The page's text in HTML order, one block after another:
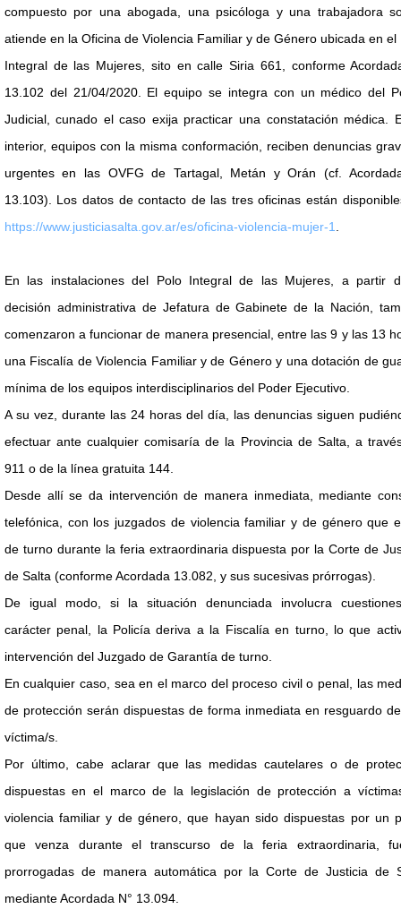
compuesto por una abogada, una psicóloga y una trabajadora
atiende en la Oficina de Violencia Familiar y de Género ubicada en el
Integral de las Mujeres, sito en calle Siria 661, conforme
13.102 del 21/04/2020. El equipo se integra con un médico del
Judicial, cunado el caso exija practicar una constatación médica.
interior, equipos con la misma conformación, reciben denuncias
urgentes en las OVFG de Tartagal, Metán y Orán (cf.
13.103). Los datos de contacto de las tres oficinas están
https://www.justiciasalta.gov.ar/es/oficina-violencia-mujer-1
En las instalaciones del Polo Integral de las Mujeres, a partir
decisión administrativa de Jefatura de Gabinete de la Nación,
comenzaron a funcionar de manera presencial, entre las 9 y las 13
una Fiscalía de Violencia Familiar y de Género y una dotación de
mínima de los equipos interdisciplinarios del Poder Ejecutivo.
A su vez, durante las 24 horas del día, las denuncias siguen
efectuar ante cualquier comisaría de la Provincia de Salta, a
911 o de la línea gratuita 144.
Desde allí se da intervención de manera inmediata, mediante
telefónica, con los juzgados de violencia familiar y de género que
de turno durante la feria extraordinaria dispuesta por la Corte de
de Salta (conforme Acordada 13.082, y sus sucesivas prórrogas).
De igual modo, si la situación denunciada involucra
carácter penal, la Policía deriva a la Fiscalía en turno, lo que
intervención del Juzgado de Garantía de turno.
En cualquier caso, sea en el marco del proceso civil o penal, las
de protección serán dispuestas de forma inmediata en resguardo
víctima/s.
Por último, cabe aclarar que las medidas cautelares o de
dispuestas en el marco de la legislación de protección a
violencia familiar y de género, que hayan sido dispuestas por un
que venza durante el transcurso de la feria extraordinaria,
prorrogadas de manera automática por la Corte de Justicia de
mediante Acordada N° 13.094.